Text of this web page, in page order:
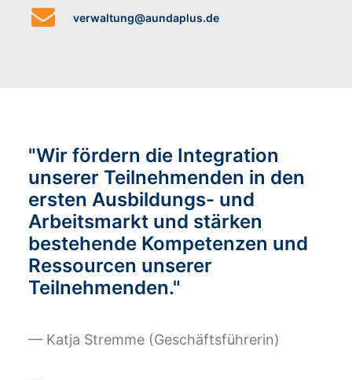
verwaltung@aundaplus.de
"Wir fördern die Integration
unserer Teilnehmenden in den
ersten Ausbildungs- und
Arbeitsmarkt und stärken
bestehende Kompetenzen und
Ressourcen unserer
Teilnehmenden."
— Katja Stremme (Geschäftsführerin)